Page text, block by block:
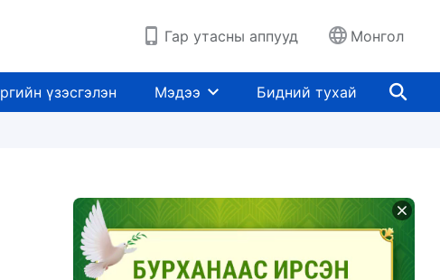
Гар утасны аппууд Монгол
үзэсгэлэн Мэдээ Бидний тухай